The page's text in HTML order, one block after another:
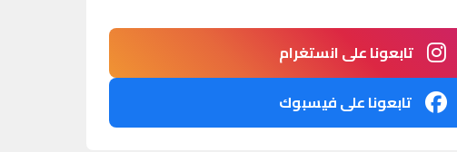
تابعونا على انستغرام
تابعونا على فيسبوك